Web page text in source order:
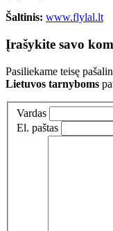
Šaltinis: www.flylal.lt
Įrašykite savo
Pasiliekame teisę
Lietuvos tarnyboms
Vardas
El. paštas